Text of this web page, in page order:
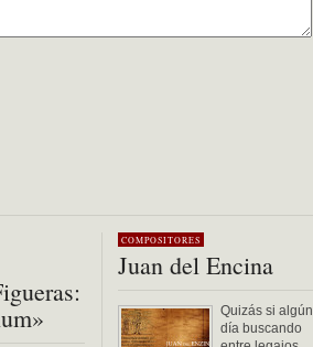
COMPOSITORES
Juan del Encina
Quizás si algún
día buscando